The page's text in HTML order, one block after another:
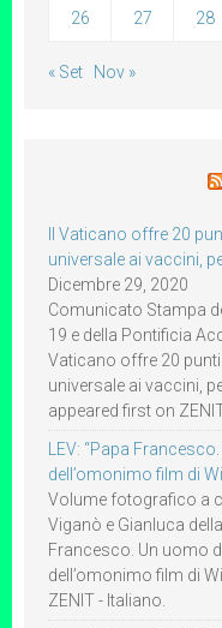
26 27 28
« Set Nov »
Il Vaticano offre 20
universale ai vaccini,
Dicembre 29, 2020
Comunicato Stampa
19 e della Pontificia
Vaticano offre 20
universale ai vaccini,
appeared first on
LEV: “Papa
dell’omonimo film di
Volume fotografico a
Viganò e Gianluca
Francesco. Un uomo
dell’omonimo film di
ZENIT - Italiano.